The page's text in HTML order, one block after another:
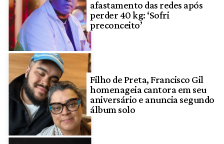
afastamento das redes após
perder 40 kg: ‘Sofri
preconceito’
Filho de Preta, Francisco Gil
homenageia cantora em seu
aniversário e anuncia segundo
álbum solo